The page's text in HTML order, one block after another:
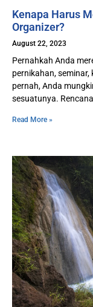
Kenapa Harus
Organizer?
August 22, 2023
Pernahkah Anda
pernikahan,
pernah, Anda
sesuatunya.
Read More »